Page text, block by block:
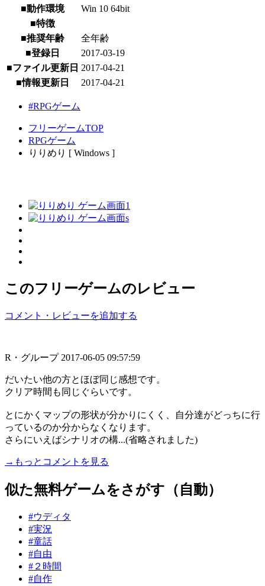
■動作環境
Win 10 64bit
■特徴
■推奨年齢
全年齢
■登録日
2017-03-19
■ファイル更新日 2017-04-21
■情報更新日
2017-04-21
#RPGゲーム
フリーゲームTOP
RPGゲーム
りりめり [ Windows ]
このフリーゲームのレビュー
コメント・レビューを追加する
R・グループ 2017-06-05 09:57:59
だいたい他の方とほぼ同じ感想です。
クリア時間も同じぐらいです。
とにかくマップの形状が分かりにくく、自分達がどっちに行
っているのか分からなくなります。
さらにいえばシナリオの構...(省略されました)
→もっとコメントを見る
似た無料ゲームをさがす（自動）
#ウディタ
#実況
#童話
#自由
#２時間
#自作